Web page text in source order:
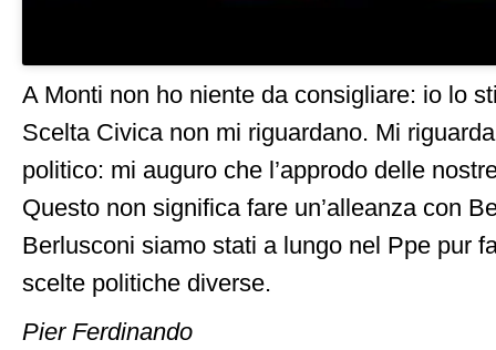
A Monti non ho niente da consigliare: io lo
Scelta Civica non mi riguardano. Mi
politico: mi auguro che l’approdo delle
Questo non significa fare un’alleanza con
Berlusconi siamo stati a lungo nel Ppe pur
scelte politiche diverse.
Pier Ferdinando